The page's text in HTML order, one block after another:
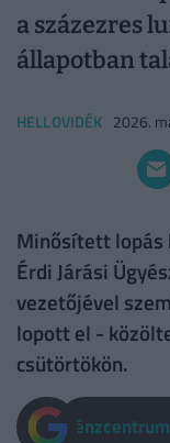
a százezres
állapotban
HELLOVIDÉK 2026.
Minősített
Érdi Járási
vezetőjével
lopott el -
csütörtökön.